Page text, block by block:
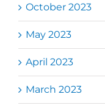
October 2023
May 2023
April 2023
March 2023